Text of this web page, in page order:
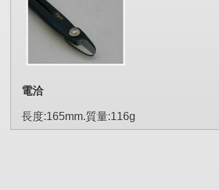
電洽
長度:165mm.質量:116g